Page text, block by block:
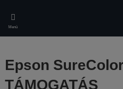
main
content
Menü
Epson
TÁMOGATÁS